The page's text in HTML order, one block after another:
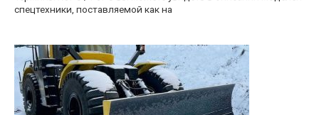
спецтехники, поставляемой как на